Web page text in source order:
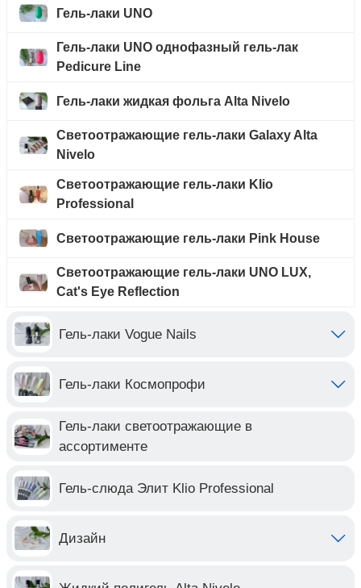
Гель-лаки UNO
Гель-лаки UNO однофазный гель-лак
Pedicure Line
Гель-лаки жидкая фольга Alta Nivelo
Светоотражающие гель-лаки Galaxy Alta
Nivelo
Светоотражающие гель-лаки Klio
Professional
Светоотражающие гель-лаки Pink House
Светоотражающие гель-лаки UNO LUX,
Cat's Eye Reflection
Гель-лаки Vogue Nails
Гель-лаки Космопрофи
Гель-лаки светоотражающие в
ассортименте
Гель-слюда Элит Klio Professional
Дизайн